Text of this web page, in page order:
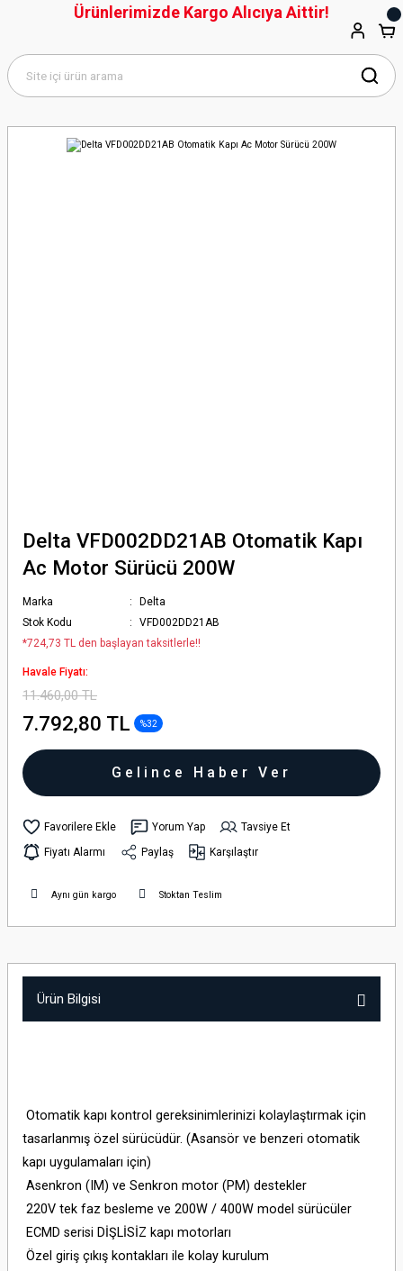
Delta VFD002DD21AB Otomatik Kapı
Ac Motor Sürücü 200W
Marka
Delta
Stok Kodu
VFD002DD21AB
*724,73 TL den başlayan taksitlerle!!
Havale Fiyatı:
11.460,00 TL
7.792,80 TL %32
Gelince Haber Ver
Yorum Yap
Tavsiye Et
Fiyatı Alarmı
Paylaş Karşılaştır
Aynı gün kargo Stoktan Teslim
Ürün Bilgisi
Otomatik kapı kontrol gereksinimlerinizi kolaylaştırmak için
tasarlanmış özel sürücüdür. (Asansör ve benzeri otomatik
kapı uygulamaları için)
Asenkron (IM) ve Senkron motor (PM) destekler
220V tek faz besleme ve 200W / 400W model sürücüler
ECMD serisi DİŞLİSİZ kapı motorları
Özel giriş çıkış kontakları ile kolay kurulum
Ürünlerimizde Kargo Alıcıya Aittir!